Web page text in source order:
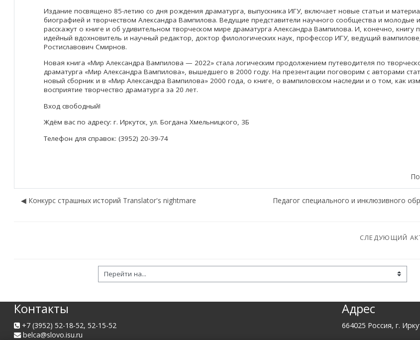
Издание посвящено 85-летию со дня рождения драматурга, выпускника ИГУ, включает новые статьи и
биографией и творчеством Александра Вампилова. Ведущие представители научного сообщества и молодые
расскажут о книге и об удивительном творческом мире драматурга Александра Вампилова. И, конечно, книгу
идейный вдохновитель и научный редактор, доктор филологических наук, профессор ИГУ, ведущий
Ростиславович Смирнов.
Новая книга «Мир Александра Вампилова — 2022» стала логическим продолжением путеводителя по
драматурга «Мир Александра Вампилова», вышедшего в 2000 году. На презентации поговорим с авторами
новый сборник и в «Мир Александра Вампилова» 2000 года, о книге, о вампиловском наследии и о том, как
восприятие творчество драматурга за 20 лет.
Вход свободный!
Ждём вас по адресу: г. Иркутск, ул. Богдана Хмельницкого, 3Б
Телефон для справок: (3952) 20-39-74
◀︎ Конкурс страшных историй Translator's nightmare Педагог специального и инклюзивного
СЛЕДУЮЩИЙ
Контакты
+7 (3952) 52-18-52, 52-15-52
belca@slovo.isu.ru
Адрес
664025 Россия, г.